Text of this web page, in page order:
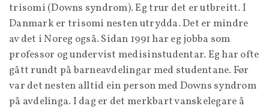
trisomi (Downs syndrom). Eg trur det er utbreitt. I
Danmark er trisomi nesten utrydda. Det er mindre
av det i Noreg også. Sidan 1991 har eg jobba som
professor og undervist medisinstudentar. Eg har ofte
gått rundt på barneavdelingar med studentane. Før
var det nesten alltid ein person med Downs syndrom
på avdelinga. I dag er det merkbart vanskelegare å